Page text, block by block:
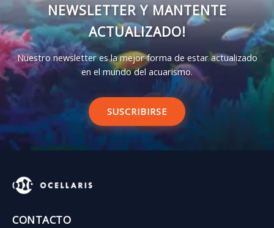
NEWSLETTER Y MANTENTE
ACTUALIZADO!
Nuestro newsletter es la mejor forma de estar actualizado
en el mundo del acuarismo.
SUSCRIBIRSE
CONTACTO